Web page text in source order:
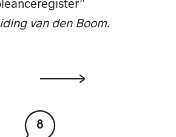
van den Boom.
8